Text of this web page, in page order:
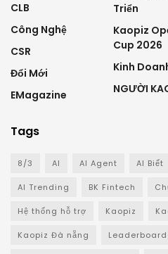
CLB
Công Nghệ
CSR
Đổi Mới
EMagazine
Triển
Kaopiz
Cup 2026
Kinh
NGƯỜI
Tags
8/3 AI AI Agent AI Biết
AI Trending BK Fintech
Hệ thống hỗ trợ Kaopiz
Kaopiz Đà nẵng Leaderboard